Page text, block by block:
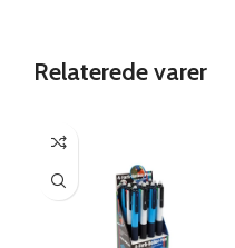
Relaterede varer